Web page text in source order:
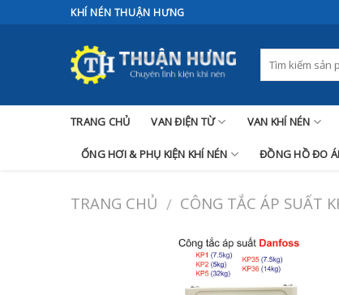
to
KHÍ NÉN THUẬN HƯNG
TRANG CHỦ VAN ĐIỆN TỪ VAN KHÍ NÉN
ỐNG HƠI & PHỤ KIỆN KHÍ NÉN ĐỒNG HỒ ĐO
TRANG CHỦ / CÔNG TẮC ÁP SUẤT